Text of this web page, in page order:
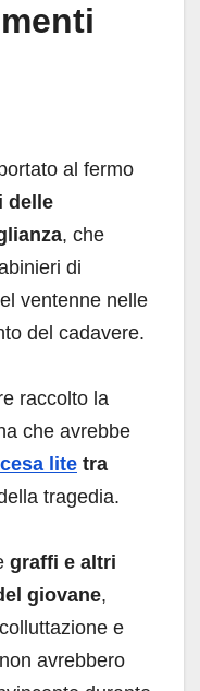
al fermo
delle
, che
di
ventenne nelle
del cadavere.
raccolto la
che avrebbe
lite tra
tragedia.
graffi e altri
giovane,
e
avrebbero